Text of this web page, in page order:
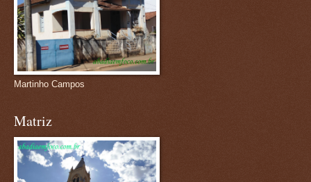
Martinho Campos
Matriz